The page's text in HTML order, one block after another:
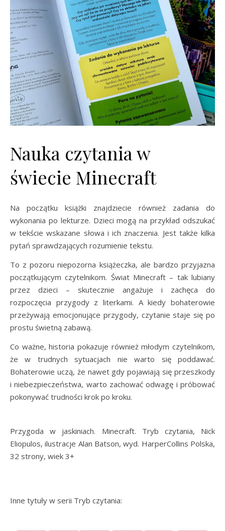
Nauka czytania w
świecie Minecraft
Na początku książki znajdziecie również zadania do
wykonania po lekturze. Dzieci mogą na przykład odszukać
w tekście wskazane słowa i ich znaczenia. Jest także kilka
pytań sprawdzających rozumienie tekstu.
To z pozoru niepozorna książeczka, ale bardzo przyjazna
początkującym czytelnikom. Świat Minecraft – tak lubiany
przez dzieci – skutecznie angażuje i zachęca do
rozpoczęcia przygody z literkami. A kiedy bohaterowie
przeżywają emocjonujące przygody, czytanie staje się po
prostu świetną zabawą.
Co ważne, historia pokazuje również młodym czytelnikom,
że w trudnych sytuacjach nie warto się poddawać.
Bohaterowie uczą, że nawet gdy pojawiają się przeszkody
i niebezpieczeństwa, warto zachować odwagę i próbować
pokonywać trudności krok po kroku.
Przygoda w jaskiniach. Minecraft. Tryb czytania, Nick
Eliopulos, ilustracje Alan Batson, wyd. HarperCollins Polska,
32 strony, wiek 3+
Inne tytuły w serii Tryb czytania: